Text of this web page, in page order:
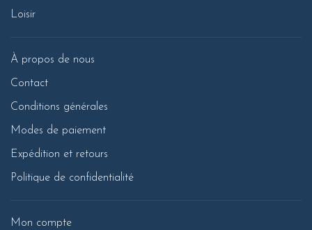
Loisir
À propos de nous
Contact
Conditions générales
Modes de paiement
Expédition et retours
Politique de confidentialité
Mon compte